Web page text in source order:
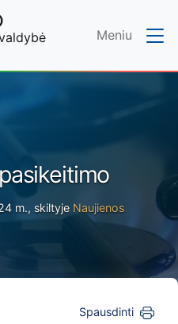
Meniu
m., skiltyje Naujienos
Spausdinti